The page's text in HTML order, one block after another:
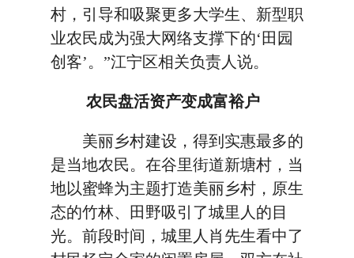
村，引导和吸聚更多大学生、新型职
业农民成为强大网络支撑下的‘田园
创客’。”江宁区相关负责人说。
农民盘活资产变成富裕户
美丽乡村建设，得到实惠最多的
是当地农民。在谷里街道新塘村，当
地以蜜蜂为主题打造美丽乡村，原生
态的竹林、田野吸引了城里人的目
光。前段时间，城里人肖先生看中了